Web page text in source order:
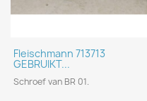
Fleischmann 713713
GEBRUIKT...
Schroef van BR 01.